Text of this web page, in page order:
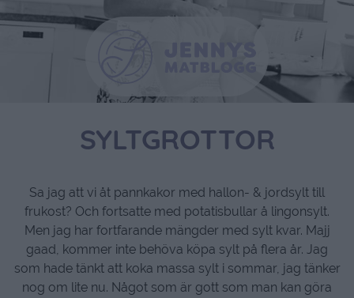
SYLTGROTTOR
Sa jag att vi åt pannkakor med hallon- & jordsylt till
frukost? Och fortsatte med potatisbullar å lingonsylt.
Men jag har fortfarande mängder med sylt kvar. Majj
gaad, kommer inte behöva köpa sylt på flera år. Jag
som hade tänkt att koka massa sylt i sommar, jag tänker
nog om lite nu. Något som är gott som man kan göra